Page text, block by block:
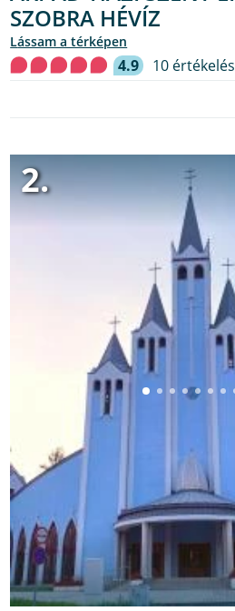
SZOBRA HÉVÍZ
lássam a térképen
4.9 10 értékelés
2.